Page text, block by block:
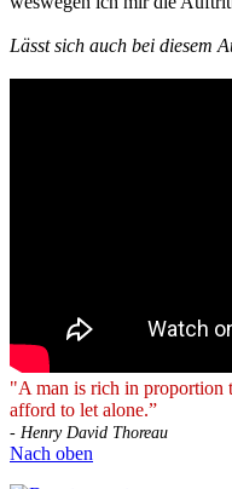
Lässt sich auch bei diesem
"A man is rich in proportion
afford to let alone.”
- Henry David Thoreau
Nach oben